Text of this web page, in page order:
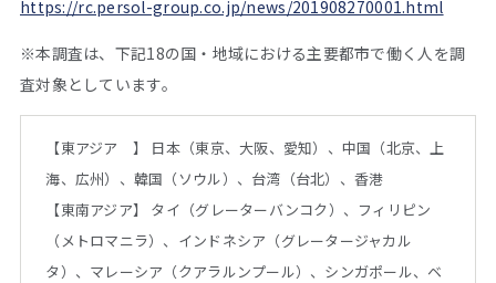
https://rc.persol-group.co.jp/news/201908270001.html
※本調査は、下記18の国・地域における主要都市で働く人を調
査対象としています。
【東アジア 】 日本（東京、大阪、愛知）、中国（北京、上
海、広州）、韓国（ソウル）、台湾（台北）、香港
【東南アジア】 タイ（グレーターバンコク）、フィリピン
（メトロマニラ）、インドネシア（グレータージャカル
タ）、マレーシア（クアラルンプール）、シンガポール、ベ